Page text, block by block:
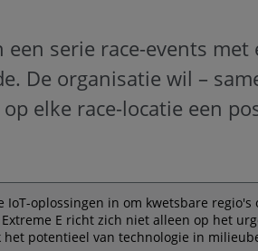
een serie race-events met
De organisatie wil –
elke race-locatie een
IoT-oplossingen in om kwetsbare regio's
E richt zich niet alleen op het
potentieel van technologie in